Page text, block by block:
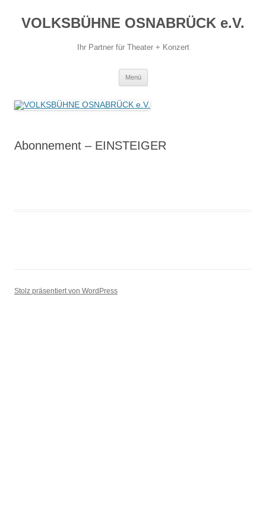
springen
VOLKSBÜHNE OSNABRÜCK e.V.
Ihr Partner für Theater + Konzert
Menü
Abonnement – EINSTEIGER
Stolz präsentiert von WordPress